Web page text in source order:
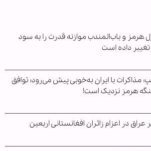
هرمز و باب‌المندب موازنه قدرت را به سود
داده است
مذاکرات با ایران به‌خوبی پیش می‌رود؛ توافق
هرمز نزدیک است!
عراق در اعزام زائران افغانستانی اربعین